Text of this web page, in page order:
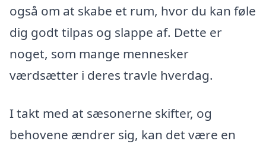
også om at skabe et rum, hvor du kan føle
dig godt tilpas og slappe af. Dette er
noget, som mange mennesker
værdsætter i deres travle hverdag.
I takt med at sæsonerne skifter, og
behovene ændrer sig, kan det være en